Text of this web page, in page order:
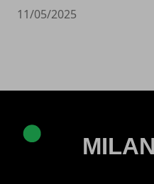
11/05/2025